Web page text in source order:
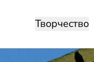
Творчество